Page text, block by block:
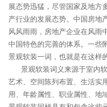
展态势迅猛，尽管国家及地方
产行业的发展态势。中国房地
风风雨雨，房地产企业在风雨
中国特色的完善的体系。一些
景观软装一词，也就是在这样
景观软装词义来源于室内软
艺术、空间陈列布置、生活实
用、年龄属性、职业属性、地